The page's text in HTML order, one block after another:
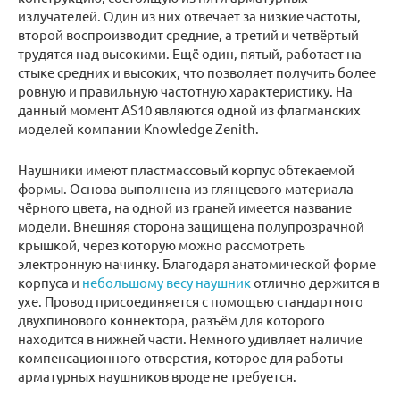
излучателей. Один из них отвечает за низкие частоты,
второй воспроизводит средние, а третий и четвёртый
трудятся над высокими. Ещё один, пятый, работает на
стыке средних и высоких, что позволяет получить более
ровную и правильную частотную характеристику. На
данный момент AS10 являются одной из флагманских
моделей компании Knowledge Zenith.
Наушники имеют пластмассовый корпус обтекаемой
формы. Основа выполнена из глянцевого материала
чёрного цвета, на одной из граней имеется название
модели. Внешняя сторона защищена полупрозрачной
крышкой, через которую можно рассмотреть
электронную начинку. Благодаря анатомической форме
корпуса и небольшому весу наушникотлично держится в
ухе. Провод присоединяется с помощью стандартного
двухпинового коннектора, разъём для которого
находится в нижней части. Немного удивляет наличие
компенсационного отверстия, которое для работы
арматурных наушников вроде не требуется.